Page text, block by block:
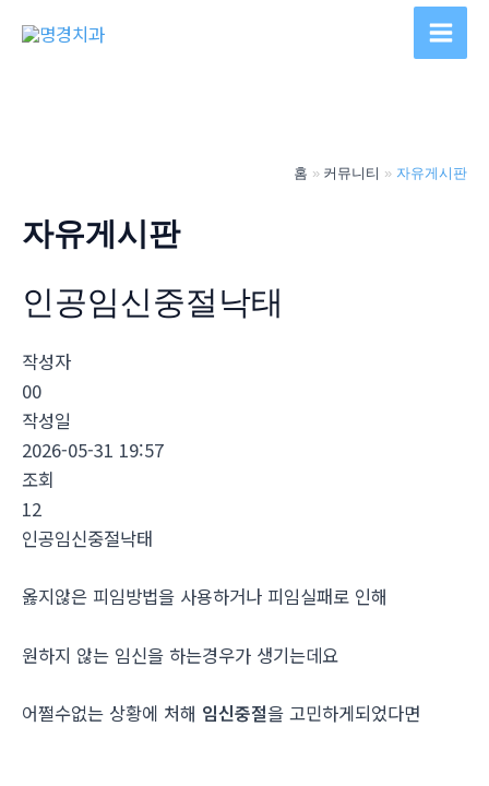
Main
홈 커뮤니티 자유게시판
자유게시판
인공임신중절낙­태
작성자
00
작성일
2026-05-31 19:57
조회
12
인공임신중절낙­태
옳지않은 피임방법을 사용하거나 피임실패로 인해
원하지 않는 임신을 하는경우가 생기는데요
어쩔수없는 상황에 처해 임신중절을 고민하게되었다면